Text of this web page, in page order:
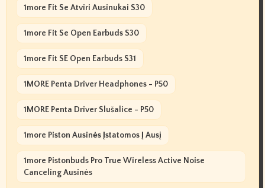
1more Fit Se Atviri Ausinukai S30
1more Fit Se Open Earbuds S30
1more Fit SE Open Earbuds S31
1MORE Penta Driver Headphones - P50
1MORE Penta Driver Slušalice - P50
1more Piston Ausinės Įstatomos Į Ausį
1more Pistonbuds Pro True Wireless Active Noise
Canceling Ausinės